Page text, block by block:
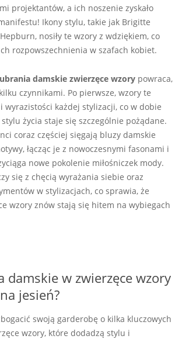
projektantów, a ich noszenie zyskało
Ikony stylu, takie jak Brigitte
nosiły te wzory z wdziękiem, co
rozpowszechnienia w szafach kobiet.
damskie zwierzęce wzory powraca,
czynnikami. Po pierwsze, wzory te
wyrazistości każdej stylizacji, co w dobie
życia staje się szczególnie pożądane.
coraz częściej sięgają bluzy damskie
łącząc je z nowoczesnymi fasonami i
nowe pokolenie miłośniczek mody.
się z chęcią wyrażania siebie oraz
w stylizacjach, co sprawia, że
wzory znów stają się hitem na wybiegach
damskie w zwierzęce wzory
jesień?
swoją garderobę o kilka kluczowych
wzory, które dodadzą stylu i